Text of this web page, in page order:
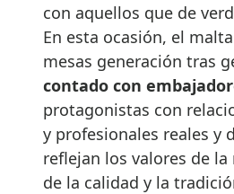
con aquellos que de
En esta ocasión, el
mesas generación tras
contado con
protagonistas con
y profesionales reales y
reflejan los valores de la
de la calidad y la